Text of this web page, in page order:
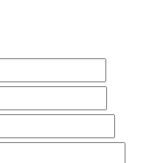
Übernachtungen